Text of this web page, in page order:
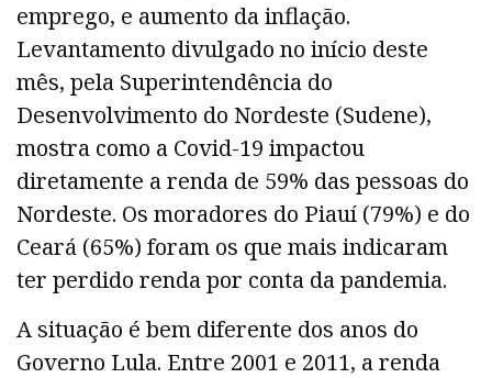
emprego, e aumento da inflação.
Levantamento divulgado no início deste
mês, pela Superintendência do
Desenvolvimento do Nordeste (Sudene),
mostra como a Covid-19 impactou
diretamente a renda de 59% das pessoas do
Nordeste. Os moradores do Piauí (79%) e do
Ceará (65%) foram os que mais indicaram
ter perdido renda por conta da pandemia.
A situação é bem diferente dos anos do
Governo Lula. Entre 2001 e 2011, a renda